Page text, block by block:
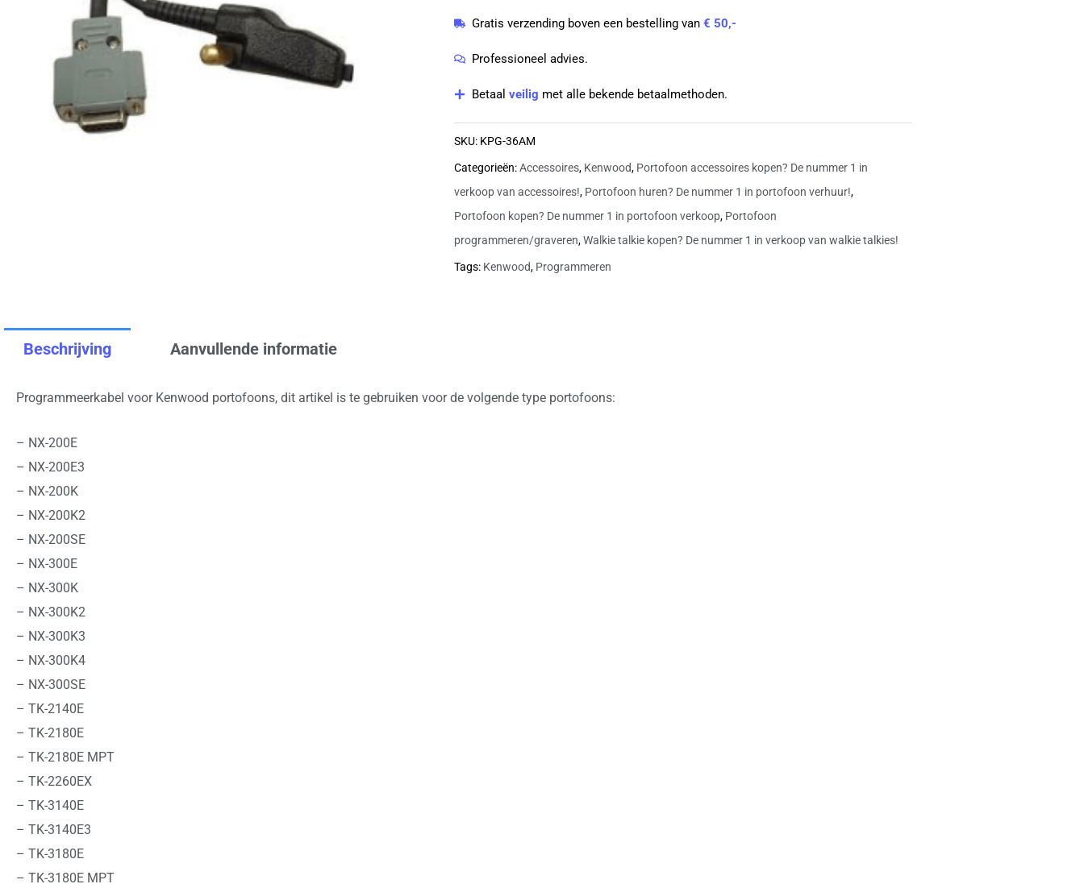
Gratis verzending boven een bestelling van€ 50,-
Professioneel advies.
Betaalveilig met alle bekende betaalmethoden.
SKU: KPG-36AM
Categorieën:Accessoires, Kenwood, Portofoon accessoires kopen? De nummer 1 in
verkoop van accessoires!, Portofoon huren? De nummer 1 in portofoon verhuur!,
Portofoon kopen? De nummer 1 in portofoon verkoop, Portofoon
programmeren/graveren,Walkie talkie kopen? De nummer 1 in verkoop van walkie talkies!
Tags: Kenwood, Programmeren
Beschrijving Aanvullende informatie
Programmeerkabel voor Kenwood portofoons, dit artikel is te gebruiken voor de volgende type portofoons:
– NX-200E
– NX-200E3
– NX-200K
– NX-200K2
– NX-200SE
– NX-300E
– NX-300K
– NX-300K2
– NX-300K3
– NX-300K4
– NX-300SE
– TK-2140E
– TK-2180E
– TK-2180E MPT
– TK-2260EX
– TK-3140E
– TK-3140E3
– TK-3180E
– TK-3180E MPT